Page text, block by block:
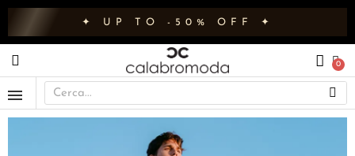
✦ UP TO -50% OFF ✦